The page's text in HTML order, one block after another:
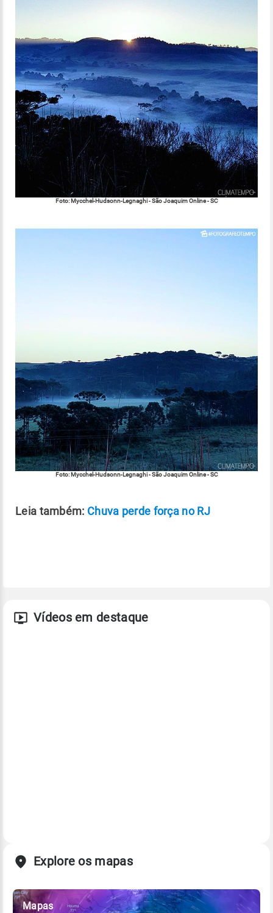
Foto: Mycchel-Hudsonn-Legnaghi - São Joaquim Online - SC
Foto: Mycchel-Hudsonn-Legnaghi - São Joaquim Online - SC
Leia também: Chuva perde força no RJ
Vídeos em destaque
Explore os mapas
Mapas